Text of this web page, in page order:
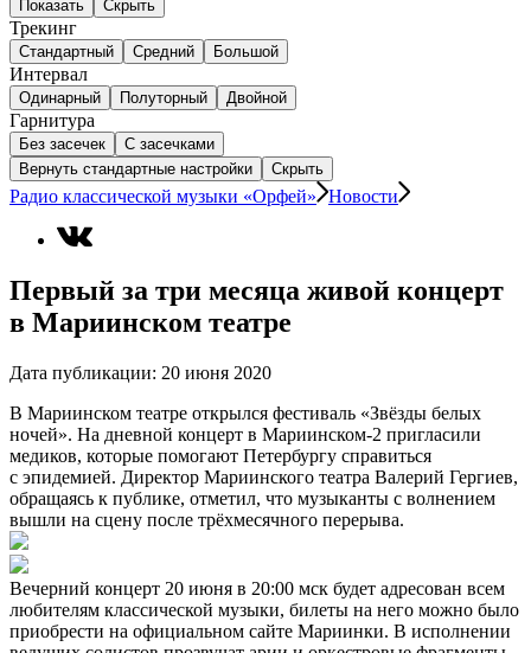
Показать Скрыть
Трекинг
Стандартный Средний Большой
Интервал
Одинарный Полуторный Двойной
Гарнитура
Без засечек
С засечками
Вернуть стандартные настройки
Скрыть
Радио классической музыки «Орфей» Новости
Первый за три месяца живой концерт
в Мариинском театре
Дата публикации: 20 июня 2020
В Мариинском театре открылся фестиваль «Звёзды белых
ночей». На дневной концерт в Мариинском-2 пригласили
медиков, которые помогают Петербургу справиться
с эпидемией. Директор Мариинского театра Валерий Гергиев,
обращаясь к публике, отметил, что музыканты с волнением
вышли на сцену после трёхмесячного перерыва.
Вечерний концерт 20 июня в 20:00 мск будет адресован всем
любителям классической музыки, билеты на него можно было
приобрести на официальном сайте Мариинки. В исполнении